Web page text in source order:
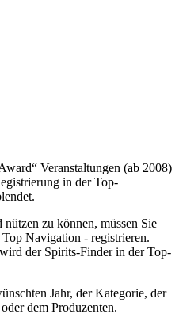
Veranstaltungen (ab 2008)
in der Top-
zu können, müssen Sie
Navigation - registrieren.
der Spirits-Finder in der Top-
Jahr, der Kategorie, der
dem Produzenten.